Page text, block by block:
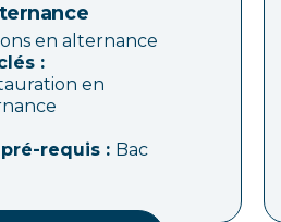
en alternance
:
en
requis : Bac